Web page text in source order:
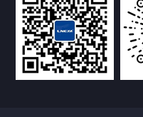
Chamber试验箱
FREEZER低温箱
VOCs冷凝回收装置